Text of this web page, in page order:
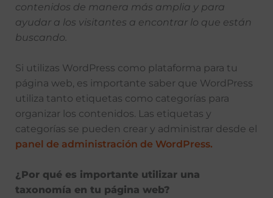
contenidos de manera más amplia y para
ayudar a los visitantes a encontrar lo que están
buscando.
Si utilizas WordPress como plataforma para tu
página web, es importante saber que WordPress
utiliza tanto etiquetas como categorías para
organizar los contenidos. Las etiquetas y
categorías se pueden crear y administrar desde el
panel de administración de WordPress.
¿Por qué es importante utilizar una
taxonomía en tu página web?